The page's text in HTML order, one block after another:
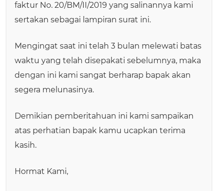
faktur No. 20/BM/II/2019 yang salinannya kami
sertakan sebagai lampiran surat ini.
Mengingat saat ini telah 3 bulan melewati batas
waktu yang telah disepakati sebelumnya, maka
dengan ini kami sangat berharap bapak akan
segera melunasinya.
Demikian pemberitahuan ini kami sampaikan
atas perhatian bapak kamu ucapkan terima
kasih.
Hormat Kami,